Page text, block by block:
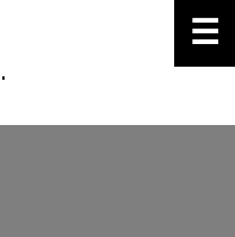
☰
.